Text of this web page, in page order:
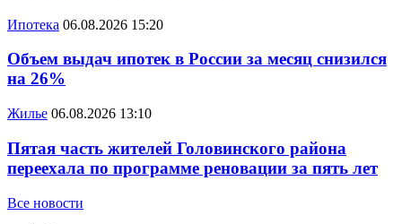
Ипотека 06.08.2026 15:20
Объем выдач ипотек в России за месяц снизился
на 26%
Жилье 06.08.2026 13:10
Пятая часть жителей Головинского района
переехала по программе реновации за пять лет
Все новости